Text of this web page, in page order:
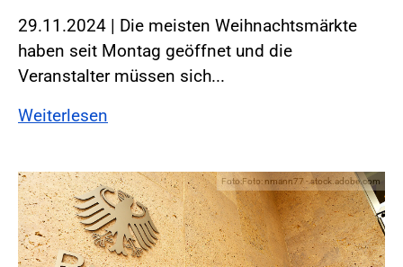
29.11.2024 | Die meisten Weihnachtsmärkte
haben seit Montag geöffnet und die
Veranstalter müssen sich...
Weiterlesen
Foto:Foto: nmann77 - stock.adobe.com